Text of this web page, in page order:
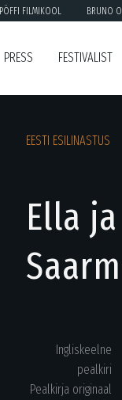
PÖFFI FILMIKOOL BRUNO
PRESS FESTIVALIST
EESTI ESILINASTUS
Ella
Ingliskeelne
pealkiri
Pealkirja originaal